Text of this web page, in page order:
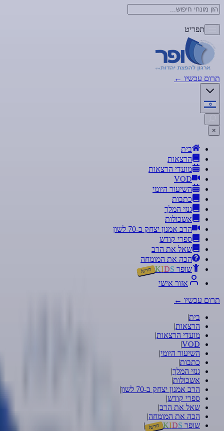
תפריט
תרום עכשיו ←
×
בית
הרצאות
מועדי הרצאות
VOD
השיעור היומי
כתבות
גנזי המלך
אשכולות
הרב אמנון יצחק ב-70 לשון
ספרי קודש
שאל את הרב
הכה את המומחה
שופר
KIDS חדש!
אזור אישי
תרום עכשיו ←
בית|
הרצאות|
מועדי הרצאות|
VOD
|
השיעור היומי|
כתבות|
גנזי המלך|
אשכולות|
הרב אמנון יצחק ב-70 לשון
|
ספרי קודש|
שאל את הרב|
הכה את המומחה|
שופר
KIDS חדש! |